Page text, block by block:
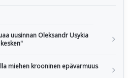
uusinnan Oleksandr Usykia
miehen krooninen epävarmuus